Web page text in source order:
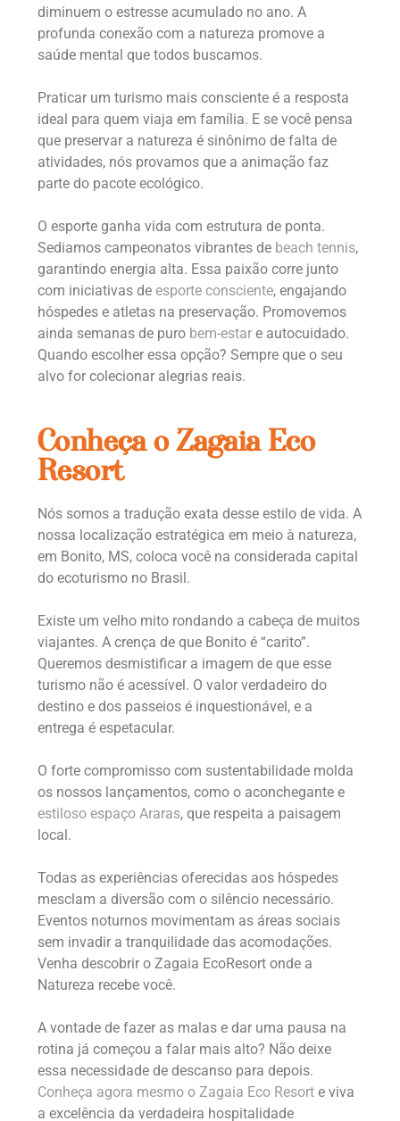
diminuem o estresse acumulado no ano. A
profunda conexão com a natureza promove a
saúde mental que todos buscamos.
Praticar um turismo mais consciente é a resposta
ideal para quem viaja em família. E se você pensa
que preservar a natureza é sinônimo de falta de
atividades, nós provamos que a animação faz
parte do pacote ecológico.
O esporte ganha vida com estrutura de ponta.
Sediamos campeonatos vibrantes de beach tennis,
garantindo energia alta. Essa paixão corre junto
com iniciativas de esporte consciente, engajando
hóspedes e atletas na preservação. Promovemos
ainda semanas de puro bem-estar e autocuidado.
Quando escolher essa opção? Sempre que o seu
alvo for colecionar alegrias reais.
Conheça o Zagaia Eco
Resort
Nós somos a tradução exata desse estilo de vida. A
nossa localização estratégica em meio à natureza,
em Bonito, MS, coloca você na considerada capital
do ecoturismo no Brasil.
Existe um velho mito rondando a cabeça de muitos
viajantes. A crença de que Bonito é “carito”.
Queremos desmistificar a imagem de que esse
turismo não é acessível. O valor verdadeiro do
destino e dos passeios é inquestionável, e a
entrega é espetacular.
O forte compromisso com sustentabilidade molda
os nossos lançamentos, como o aconchegante e
estiloso espaço Araras, que respeita a paisagem
local.
Todas as experiências oferecidas aos hóspedes
mesclam a diversão com o silêncio necessário.
Eventos noturnos movimentam as áreas sociais
sem invadir a tranquilidade das acomodações.
Venha descobrir o Zagaia EcoResort onde a
Natureza recebe você.
A vontade de fazer as malas e dar uma pausa na
rotina já começou a falar mais alto? Não deixe
essa necessidade de descanso para depois.
Conheça agora mesmo o Zagaia Eco Resort e viva
a excelência da verdadeira hospitalidade